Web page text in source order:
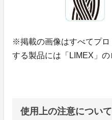
※掲載の画像はすべてプロ
する製品には「LIMEX」の
使用上の注意について